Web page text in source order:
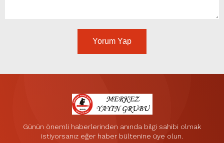
Yorum Yap
Günün önemli haberlerinden anında bilgi sahibi olmak
istiyorsanız eğer haber bültenine üye olun.